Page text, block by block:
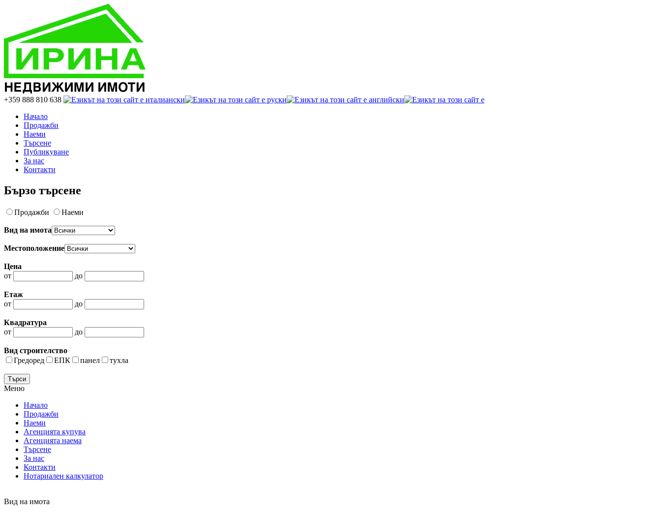
+359 888 810 638
Начало
Продажби
Наеми
Търсене
Публикуване
За нас
Контакти
Бързо търсене
Продажби Наеми
Вид на имота
Местоположение
Цена
от
до
Етаж
от
до
Квадратура
от
до
Вид строителство
Гредоред
ЕПК панел тухла
Меню
Начало
Продажби
Наеми
Агенцията купува
Агенцията наема
Търсене
За нас
Контакти
Нотариален калкулатор
Вид на имота